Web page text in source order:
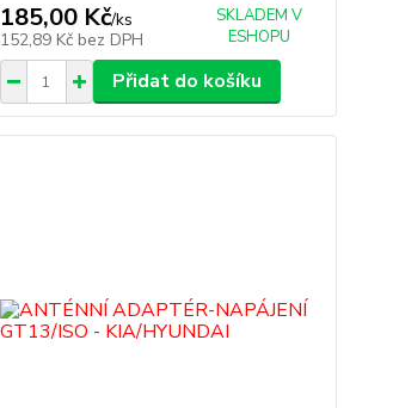
185,00 Kč/ks
152,89 Kč bez DPH
SKLADEM V
ESHOPU
Přidat do košíku